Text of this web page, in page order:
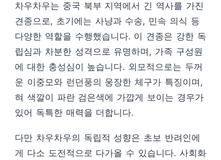
차우차우는 중국 북부 지역에서 긴 역사를 가진
견종으로, 초기에는 사냥과 수송, 민속 의식 등
다양한 역할을 수행했습니다. 이 견종은 강한 독
립심과 차분한 성격으로 유명하며, 가족 구성원
에 대한 충성심이 높습니다. 외모적으로는 두꺼
운 이중모와 런던풍의 웅장한 체구가 특징이며,
혀 색깔이 파란 검은색에 가깝게 보이는 경우가
있어 독특한 매력을 더합니다.
다만 차우차우의 독립적 성향은 초보 반려인에
게 다소 도전적으로 다가올 수 있습니다. 사회화